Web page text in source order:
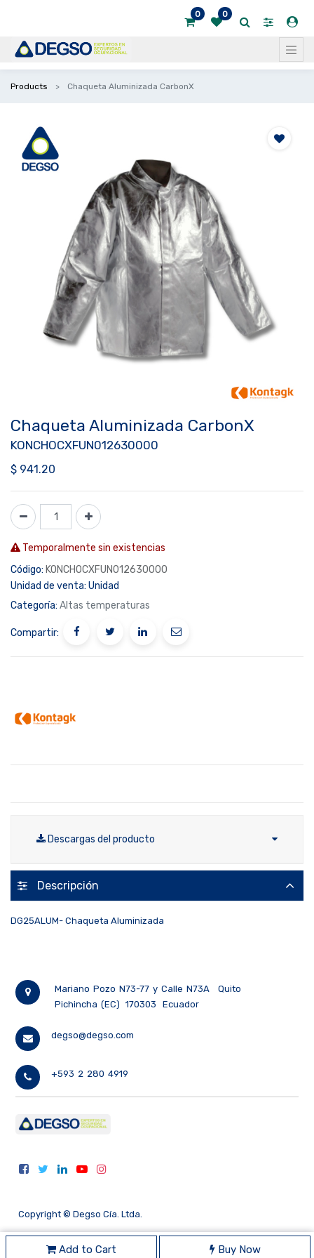
0 0
Products Chaqueta Aluminizada CarbonX
Add to Cart Buy Now
Chaqueta Aluminizada CarbonX
KONCHOCXFUN012630000
$ 941.20
Temporalmente sin existencias
Código: KONCHOCXFUN012630000
Unidad de venta: Unidad
Categoría: Altas temperaturas
Compartir:
Descargas del producto
Descripción
DG25ALUM- Chaqueta Aluminizada
Mariano Pozo N73-77 y Calle N73A
Quito
Pichincha (EC)
170303 Ecuador
degso@degso.com
+593 2 280 4919
Copyright © Degso Cía. Ltda.